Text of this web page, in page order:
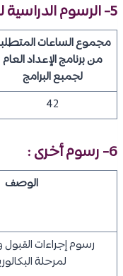
5- الرسوم الدراسية لمواد برنامج الإعداد العام :
مجموع الساعات
من برنامج الإعداد العام
لجمبع البرامج
42
6- رسوم أخرى :
الوصف
رسوم إجراءات
لمرحلة